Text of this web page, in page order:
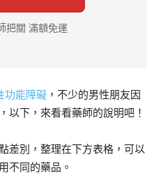
把關 滿額免運
功能障礙 ，不少的男性朋友因
以下，來看看藥師的說明吧！
差別，整理在下方表格，可以
不同的藥品。